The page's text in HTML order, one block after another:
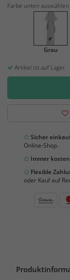
Farbe unten auswählen
Grau
Artikel ist auf Lager
Sicher
Online-Shop.
Immer
Flexible
oder Kauf auf